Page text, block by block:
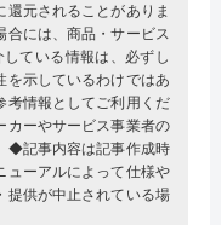
元されることがありま
には、商品・サービス
ている情報は、必ずし
を示しているわけではあ
考情報としてご利用くだ
ーやサービス事業者の
◆記事内容は記事作成時
ューアルによって仕様や
提供が中止されている場